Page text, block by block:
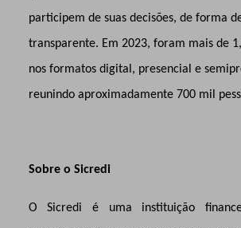
participem de suas decisões, de forma
transparente. Em 2023, foram mais de
nos formatos digital, presencial e
reunindo aproximadamente 700 mil
Sobre o Sicredi
O Sicredi é uma instituição